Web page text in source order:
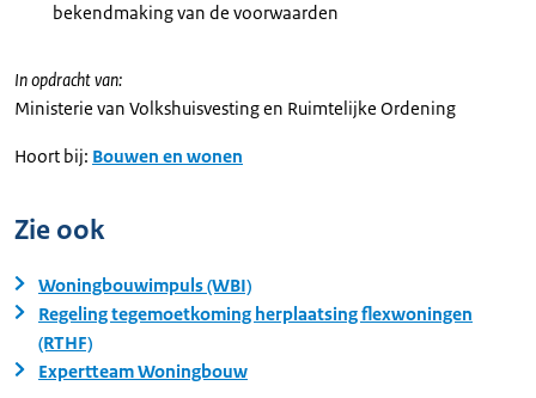
bekendmaking van de voorwaarden
In opdracht van:
Ministerie van Volkshuisvesting en Ruimtelijke Ordening
Hoort bij: Bouwen en wonen
Zie ook
Woningbouwimpuls (WBI)
Regeling tegemoetkoming herplaatsing flexwoningen
(RTHF)
Expertteam Woningbouw